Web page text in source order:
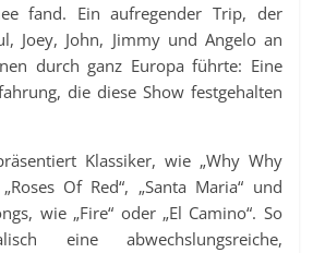
fand. Ein aufregender Trip, der
Joey, John, Jimmy und Angelo an
durch ganz Europa führte: Eine
die diese Show festgehalten
Klassiker, wie „Why Why
Of Red“, „Santa Maria“ und
wie „Fire“ oder „El Camino“. So
eine abwechslungsreiche,